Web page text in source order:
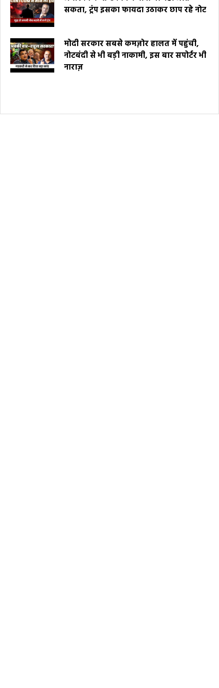
सकता, ट्रंप इसका फायदा उठाकर छाप रहे नोट
मोदी सरकार सबसे कमज़ोर हालत में पहुंची,
नोटबंदी से भी बड़ी नाकामी, इस बार सपोर्टर भी
नाराज़